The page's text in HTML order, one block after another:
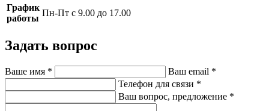
График
работы
Пн-Пт с 9.00 до 17.00
Задать вопрос
Ваше имя * Ваш email *
Телефон для связи *
Ваш вопрос, предложение *